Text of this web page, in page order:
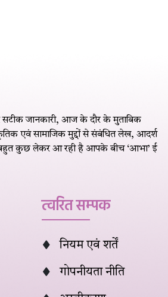
पर सटीक जानकारी, आज के दौर के मुताबिक
एवं सामाजिक मुद्दों से संबंधित लेख, आदर्श
कुछ लेकर आ रही है आपके बीच ‘आभा’ ई
त्वरित सम्पक
नियम एवं शर्तें
गोपनीयता नीति